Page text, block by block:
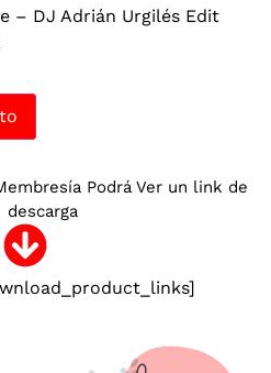
– DJ Adrián Urgilés Edit
Podrá Ver un link de
descarga